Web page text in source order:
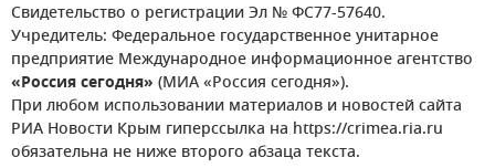
Свидетельство о регистрации Эл № ФС77-57640.
Учредитель: Федеральное государственное унитарное
предприятие Международное информационное агентство
«Россия сегодня» (МИА «Россия сегодня»).
При любом использовании материалов и новостей сайта
РИА Новости Крым гиперссылка на https://crimea.ria.ru
обязательна не ниже второго абзаца текста.